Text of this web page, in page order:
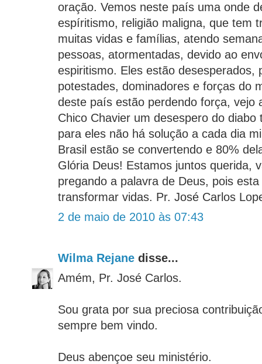
oração. Vemos neste país uma onde
espíritismo, religião maligna, que tem
muitas vidas e famílias, atendo
pessoas, atormentadas, devido ao
espiritismo. Eles estão desesperados,
potestades, dominadores e forças do
deste país estão perdendo força, vejo
Chico Chavier um desespero do
para eles não há solução a cada dia
Brasil estão se convertendo e 80%
Glória Deus! Estamos juntos querida,
pregando a palavra de Deus, pois
transformar vidas. Pr. José Carlos
2 de maio de 2010 às 07:43
Wilma Rejane disse...
Amém, Pr. José Carlos.
Sou grata por sua preciosa
sempre bem vindo.
Deus abençoe seu ministério.